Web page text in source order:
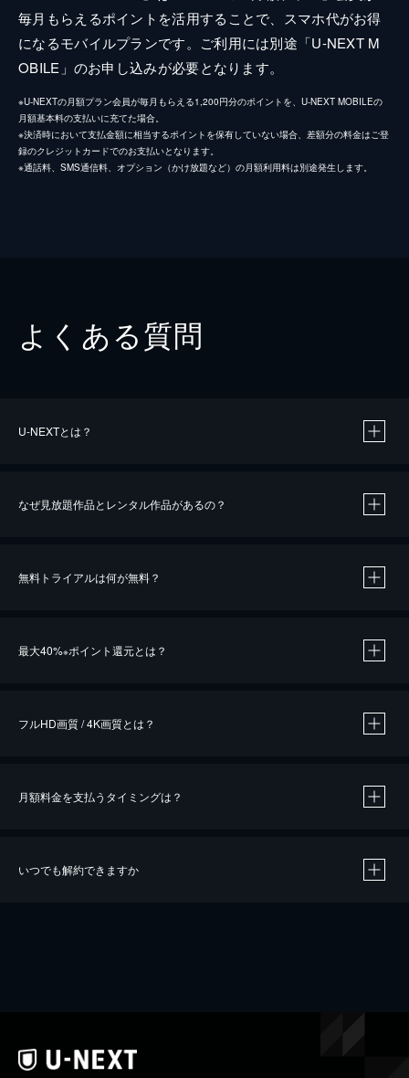
毎月もらえるポイントを活用することで、スマホ代がお得
になるモバイルプランです。ご利用には別途「U-NEXT M
OBILE」のお申し込みが必要となります。
※U-NEXTの月額プラン会員が毎月もらえる1,200円分のポイントを、U-NEXT MOBILEの
月額基本料の支払いに充てた場合。
※決済時において支払金額に相当するポイントを保有していない場合、差額分の料金はご登
録のクレジットカードでのお支払いとなります。
※通話料、SMS通信料、オプション（かけ放題など）の月額利用料は別途発生します。
よくある質問
U-NEXTとは？
なぜ見放題作品とレンタル作品があるの？
無料トライアルは何が無料？
最大40%※ポイント還元とは？
※40％ポイント還元の対象は、クレジットカード決済による作品の購入 / レンタルです。
iOSアプリのUコイン決済による作品の購入 / レンタルは、20％のポイント還元です。
フルHD画質 / 4K画質とは？
月額料金を支払うタイミングは？
いつでも解約できますか